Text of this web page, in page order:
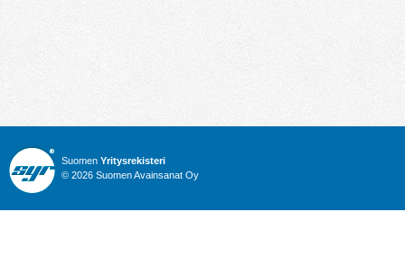
Suomen Yritysrekisteri
© 2026 Suomen Avainsanat Oy